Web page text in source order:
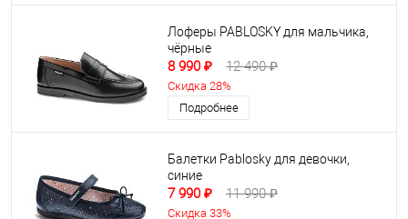
Лоферы PABLOSKY для мальчика,
чёрные
8 990 ₽ 12 490 ₽
Скидка 28%
Подробнее
Балетки Pablosky для девочки,
синие
7 990 ₽ 11 990 ₽
Скидка 33%